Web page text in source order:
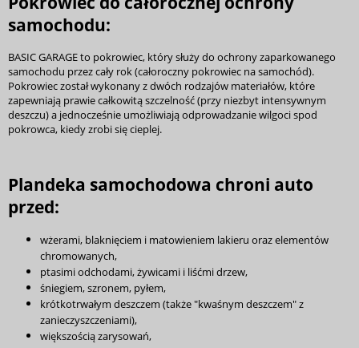
samochodu:
BASIC GARAGE to pokrowiec, który służy do ochrony zaparkowanego
samochodu przez cały rok (całoroczny pokrowiec na samochód).
Pokrowiec został wykonany z dwóch rodzajów materiałów, które
zapewniają prawie całkowitą szczelność (przy niezbyt intensywnym
deszczu) a jednocześnie umożliwiają odprowadzanie wilgoci spod
pokrowca, kiedy zrobi się cieplej.
Plandeka samochodowa chroni auto
przed:
wżerami, blaknięciem i matowieniem lakieru oraz elementów
chromowanych,
ptasimi odchodami, żywicami i liśćmi drzew,
śniegiem, szronem, pyłem,
krótkotrwałym deszczem (także "kwaśnym deszczem" z
zanieczyszczeniami),
większością zarysowań,